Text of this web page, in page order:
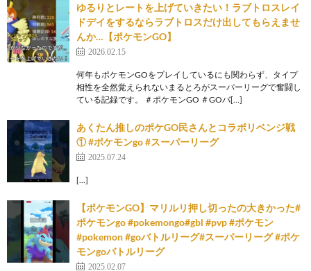
ゆるりとレートを上げていきたい！ラブトロスレイ
ドデイをするならラブトロスだけ出してもらえませ
んか…【ポケモンGO】
2026.02.15
何年もポケモンGOをプレイしているにも関わらず、タイプ
相性を全然覚えられないまるとろがスーパーリーグで奮闘し
ている記録です。 ＃ポケモンGO ＃GOバ[…]
あくたん推しのポケGO民さんとコラボリベンジ戦
① #ポケモンgo #スーパーリーグ
2025.07.24
[…]
【ポケモンGO】マリルリ押し切ったの大きかった#
ポケモンgo #pokemongo#gbl #pvp #ポケモン
#pokemon #goバトルリーグ#スーパーリーグ #ポケ
モンgoバトルリーグ
2025.02.07